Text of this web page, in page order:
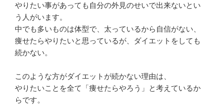
やりたい事があっても自分の外見のせいで出来ないとい
う人がいます。
中でも多いものは体型で、太っているから自信がない、
痩せたらやりたいと思っているが、ダイエットをしても
続かない。
このような方がダイエットが続かない理由は、
やりたいことを全て「痩せたらやろう」と考えているか
らです。